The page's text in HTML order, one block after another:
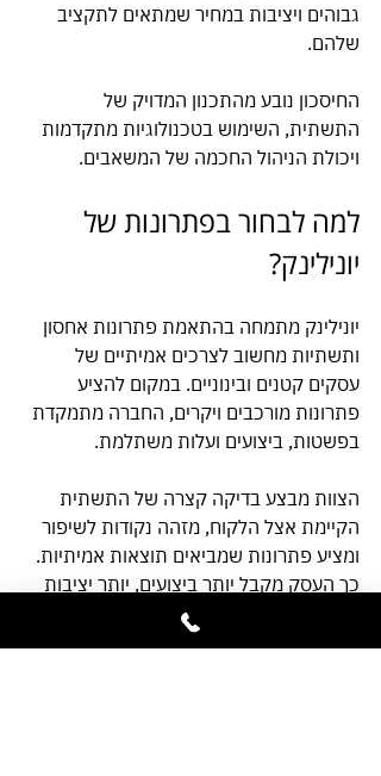
גבוהים ויציבות במחיר שמתאים לתקציב
שלהם.
החיסכון נובע מהתכנון המדויק של
התשתית, השימוש בטכנולוגיות מתקדמות
ויכולת הניהול החכמה של המשאבים.
למה לבחור בפתרונות של
יונילינק?
יונילינק מתמחה בהתאמת פתרונות אחסון
ותשתיות מחשוב לצרכים אמיתיים של
עסקים קטנים ובינוניים. במקום להציע
פתרונות מורכבים ויקרים, החברה מתמקדת
בפשטות, ביצועים ועלות משתלמת.
הצוות מבצע בדיקה קצרה של התשתית
הקיימת אצל הלקוח, מזהה נקודות לשיפור
ומציע פתרונות שמביאים תוצאות אמיתיות.
כך העסק מקבל יותר ביצועים, יותר יציבות